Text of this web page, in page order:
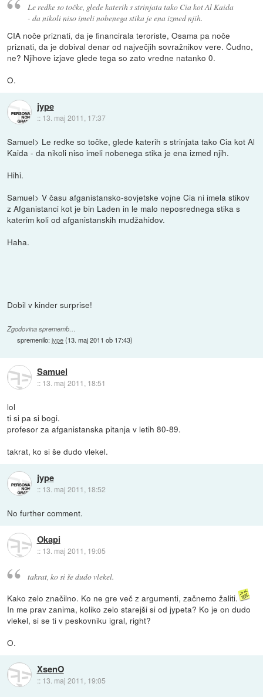
Le redke so točke, glede katerih s strinjata tako Cia kot Al Kaida
- da nikoli niso imeli nobenega stika je ena izmed njih.
CIA noče priznati, da je financirala teroriste, Osama pa noče
priznati, da je dobival denar od največjih sovražnikov vere. Čudno,
ne? Njihove izjave glede tega so zato vredne natanko 0.
O.
jype
:: 13. maj 2011, 17:37
Samuel> Le redke so točke, glede katerih s strinjata tako Cia kot Al
Kaida - da nikoli niso imeli nobenega stika je ena izmed njih.
Hihi.
Samuel> V času afganistansko-sovjetske vojne Cia ni imela stikov
z Afganistanci kot je bin Laden in le malo neposrednega stika s
katerim koli od afganistanskih mudžahidov.
Haha.
Dobil v kinder surprise!
Zgodovina sprememb…
spremenilo:jype(13. maj 2011 ob 17:43)
Samuel
:: 13. maj 2011, 18:51
lol
ti si pa si bogi.
profesor za afganistanska pitanja v letih 80-89.
takrat, ko si še dudo vlekel.
jype
:: 13. maj 2011, 18:52
No further comment.
Okapi
:: 13. maj 2011, 19:05
takrat, ko si še dudo vlekel.
Kako zelo značilno. Ko ne gre več z argumenti, začnemo žaliti.
In me prav zanima, koliko zelo starejši si od jypeta? Ko je on dudo
vlekel, si se ti v peskovniku igral, right?
O.
XsenO
:: 13. maj 2011, 19:05